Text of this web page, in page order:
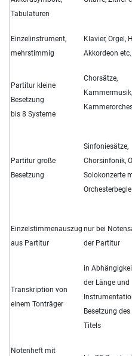
Tabulaturen
Einzelinstrument,
mehrstimmig
Klavier, Orgel,
Akkordeon etc.
Partitur kleine
Besetzung
bis 8 Systeme
Chorsätze,
Kammermusik,
Partitur große
Besetzung
Sinfoniesätze,
Chorsinfonik,
Solokonzerte
Einzelstimmenauszug
aus Partitur
nur bei
der Partitur
Transkription von
einem Tonträger
in
der Länge und
Besetzung des
Titels
Notenheft mit